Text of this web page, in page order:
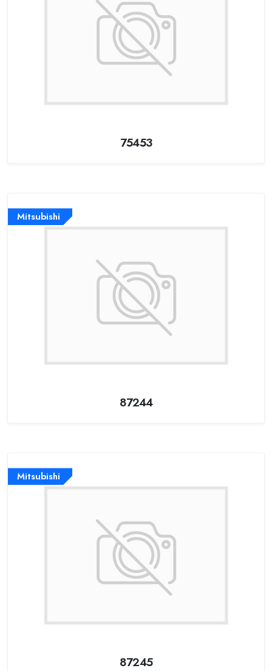
75453
Mitsubishi
87244
Mitsubishi
87245